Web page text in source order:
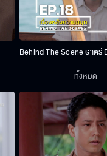
Behind The Scene ธาตรี
ทั้งหมด